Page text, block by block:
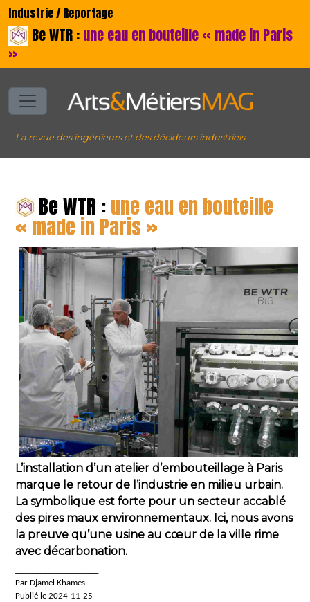
Industrie / Reportage
Be WTR :une eau en bouteille « made in Paris
»
La revue des ingénieurs et des décideurs industriels
Be WTR :une eau en bouteille
« made in Paris »
L’installation d’un atelier d’embouteillage à Paris
marque le retour de l’industrie en milieu urbain.
La symbolique est forte pour un secteur accablé
des pires maux environnementaux. Ici, nous avons
la preuve qu’une usine au cœur de la ville rime
avec décarbonation.
Par Djamel Khames
Publié le 2024-11-25